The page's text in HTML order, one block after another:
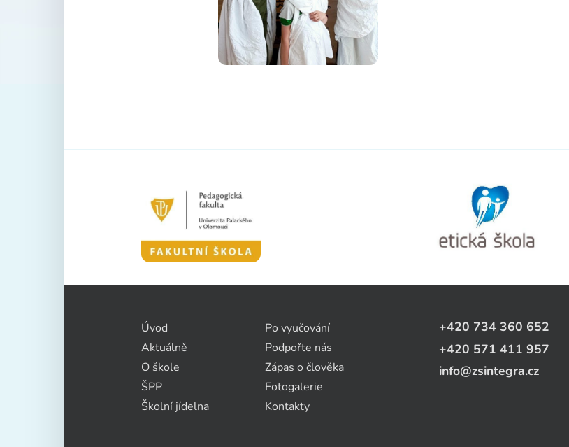
Úvod
Aktuálně
O škole
ŠPP
Školní jídelna
Po vyučování
Podpořte nás
Zápas o člověka
Fotogalerie
Kontakty
+420 734 360 652
+420 571 411 957
info@zsintegra.cz